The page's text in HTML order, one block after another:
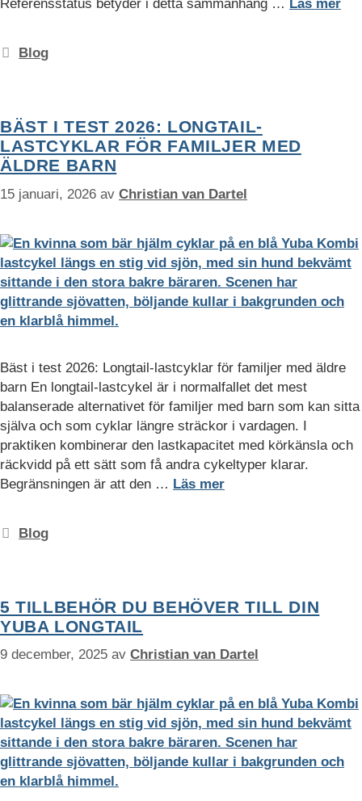
Referensstatus betyder i detta sammanhang … Läs mer
Kategorier
Blog
BÄST I TEST 2026: LONGTAIL-
LASTCYKLAR FÖR FAMILJER MED
ÄLDRE BARN
15 januari, 2026 av Christian van Dartel
Bäst i test 2026: Longtail-lastcyklar för familjer med äldre
barn En longtail-lastcykel är i normalfallet det mest
balanserade alternativet för familjer med barn som kan sitta
själva och som cyklar längre sträckor i vardagen. I
praktiken kombinerar den lastkapacitet med körkänsla och
räckvidd på ett sätt som få andra cykeltyper klarar.
Begränsningen är att den … Läs mer
Kategorier
Blog
5 TILLBEHÖR DU BEHÖVER TILL DIN
YUBA LONGTAIL
9 december, 2025 av Christian van Dartel